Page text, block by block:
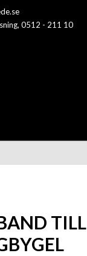
0512 - 211 10
TILL